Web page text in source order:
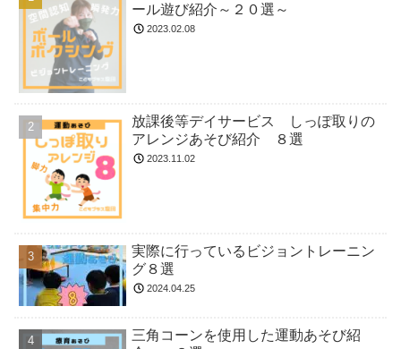
ール遊び紹介～２０選～
2023.02.08
放課後等デイサービス しっぽ取りの
アレンジあそび紹介 ８選
2023.11.02
実際に行っているビジョントレーニン
グ８選
2024.04.25
三角コーンを使用した運動あそび紹